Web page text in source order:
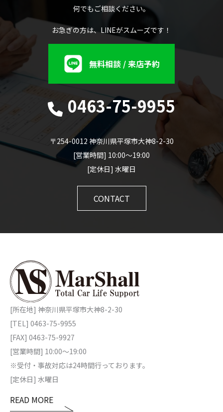
何でもご相談ください。
お急ぎの方は、LINEがスムーズです！
無料相談 / 来店予約
0463-75-9955
〒254-0012 神奈川県平塚市大神8-2-30
[営業時間] 10:00～19:00
[定休日] 水曜日
CONTACT
[所在地] 神奈川県平塚市大神8-2-30
[TEL] 0463-75-9955
[FAX] 0463-75-9927
[営業時間] 10:00～19:00
※受付・事故対応は24時間行っております。
[定休日] 水曜日
READ MORE